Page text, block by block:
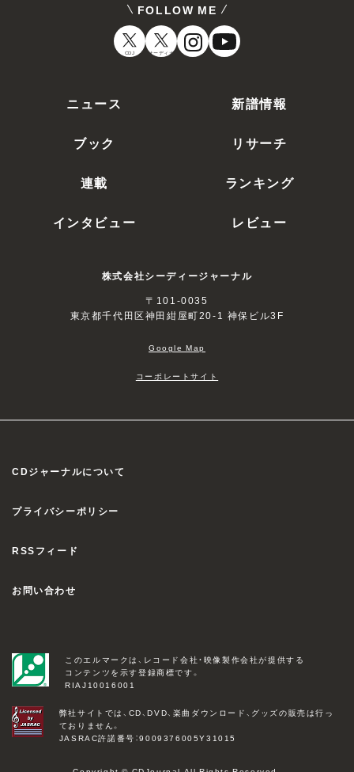
FOLLOW ME
CDJ オーディオ
ニュース 新譜情報
ブック リサーチ
連載 ランキング
インタビュー レビュー
株式会社シーディージャーナル
〒101-0035
東京都千代田区神田紺屋町20-1 神保ビル3F
Google Map
コーポレートサイト
CDジャーナルについて
プライバシーポリシー
RSSフィード
お問い合わせ
このエルマークは、レコード会社・映像製作会社が提供する
コンテンツを示す登録商標です。
RIAJ10016001
弊社サイトでは、CD、DVD、楽曲ダウンロード、グッズの販売は行っ
ておりません。
JASRAC許諾番号：9009376005Y31015